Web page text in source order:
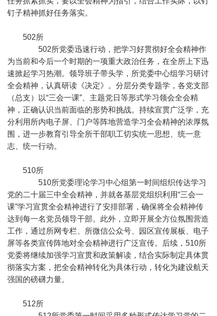
钉子精神抓好任务落实。
502所
502所党委迅速行动，把学习好贯彻好全会精神作
为当前和今后一个时期的一项重大政治任务，在全所上下迅
速掀起学习热潮。领导班子带头学，所党委中心组学习研讨
全会精神，认真研读《决定》。分层分类专题学，各党支部
（总支）以“三会一课”、主题党日等形式学习领会全会精
神，正确认识当前面临的形势和挑战。持续宣贯广泛学，充
分利用所内电子屏、门户等阵地营造学习全会精神的浓厚氛
围，进一步教育引导全所干部职工切实统一思想、统一意
志、统一行动。
510所
510所党委理论学习中心组第一时间组织传达学习
党的二十届三中全会精神，并就各基层党组织利用“三会一
课”学习宣贯全会精神进行了安排部署，确保将全会精神传
达到每一名党员领导干部。此外，立即开展全方位氛围营造
工作，通过所网专栏、所微信公众号、园区宣传展板、电子
屏等各类宣传阵地对全会精神进行广泛宣传。后续，510所
党委将继续加强学习宣贯和政策解读，结合实际制定具体贯
彻落实方案，把全会精神转化为具体行动，转化为建设航天
强国的磅礴力量。
512所